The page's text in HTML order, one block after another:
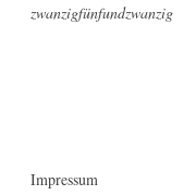
zwanzigfünfundzwanzig
Impressum